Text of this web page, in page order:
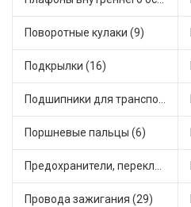
Поворотные кулаки (9)
Подкрылки (16)
Подшипники для транспорта (45)
Поршневые пальцы (6)
Предохранители, переключатели, кнопки автомобильные (65)
Провода зажигания (29)